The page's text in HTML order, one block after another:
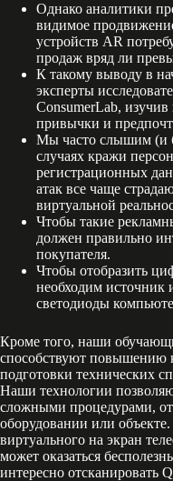
Однако аналитики
видимое
устройств AR
продаж вряд ли
К такому выводу в
эксперты
ConsumerLab,
привычки и
Мы часто слышим (и
случаях кражи
регистрационных
атак все чаще
виртуальной
Чтобы такие
должен правильно
покупателя.
Чтобы отобразить
необходим источник
светодиоды
Кроме того, наши
способствуют повышению
подготовки технических
Наши технологии
сложными процедурами,
оборудовании или
виртуального на экран
может оказаться
интересно отсканировать